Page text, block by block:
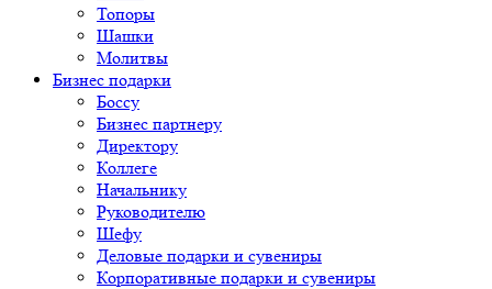
Топоры
Шашки
Молитвы
Бизнес подарки
Боссу
Бизнес партнеру
Директору
Коллеге
Начальнику
Руководителю
Шефу
Деловые подарки и сувениры
Корпоративные подарки и сувениры